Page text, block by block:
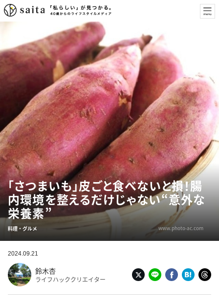
「さつまいも」皮ごと食べないと損！腸
内環境を整えるだけじゃない“意外な
栄養素”
料理・グルメ www.photo-ac.com
2024.09.21
鈴木杏
ライフハッククリエイター